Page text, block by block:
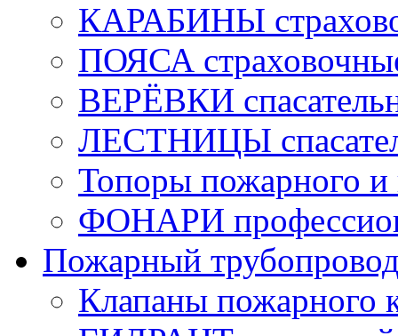
КАРАБИНЫ
ПОЯСА
ВЕРЁВКИ
ЛЕСТНИЦЫ
Топоры пожарного и
ФОНАРИ
Пожарный
Клапаны пожарного